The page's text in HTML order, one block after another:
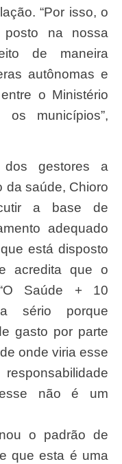
“Por isso, o
na nossa
de maneira
autônomas e
o Ministério
municípios”,
da saúde, Chioro
a base de
adequado
está disposto
acredita que o
Saúde + 10
sério porque
gasto por parte
onde viria esse
não é um
o padrão de
que esta é uma